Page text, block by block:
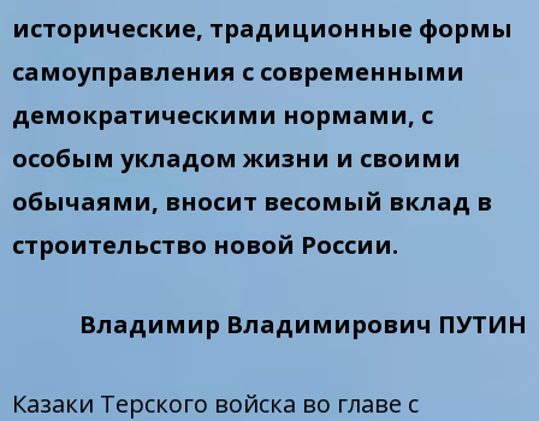
исторические, традиционные формы
самоуправления с современными
демократическими нормами, с
особым укладом жизни и своими
обычаями, вносит весомый вклад в
строительство новой России.
Владимир Владимирович ПУТИН
Казаки Терского войска во главе с